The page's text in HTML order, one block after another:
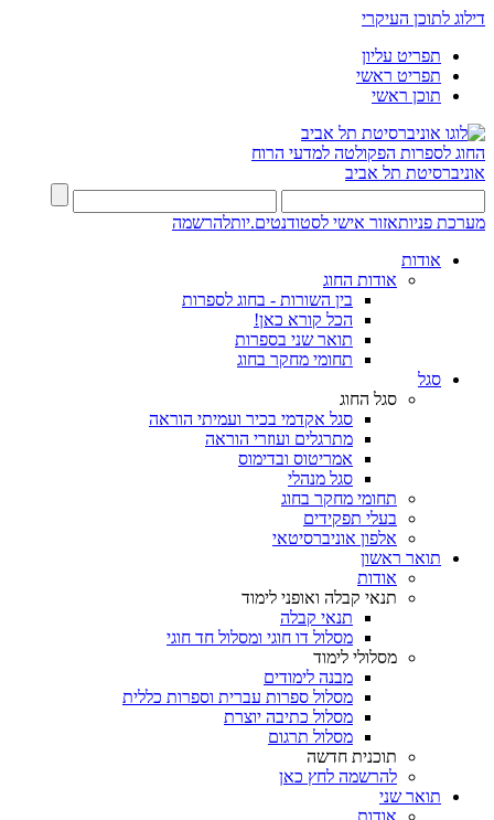
דילוג לתוכן העיקרי
תפריט עליון
תפריט ראשי
תוכן ראשי
החוג לספרות הפקולטה למדעי הרוח
אוניברסיטת תל אביב
מערכת פניותאזור אישי לסטודנטים.יותלהרשמה
אודות
אודות החוג
בין השורות - בחוג לספרות
הכל קורא כאן!
תואר שני בספרות
תחומי מחקר בחוג
סגל
סגל החוג
סגל אקדמי בכיר ועמיתי הוראה
מתרגלים ועוזרי הוראה
אמריטוס ובדימוס
סגל מנהלי
תחומי מחקר בחוג
בעלי תפקידים
אלפון אוניברסיטאי
תואר ראשון
אודות
תנאי קבלה ואופני לימוד
תנאי קבלה
מסלול דו חוגי ומסלול חד חוגי
מסלולי לימוד
מבנה לימודים
מסלול ספרות עברית וספרות כללית
מסלול כתיבה יוצרת
מסלול תרגום
תוכנית חדשה
להרשמה לחץ כאן
תואר שני
אודות